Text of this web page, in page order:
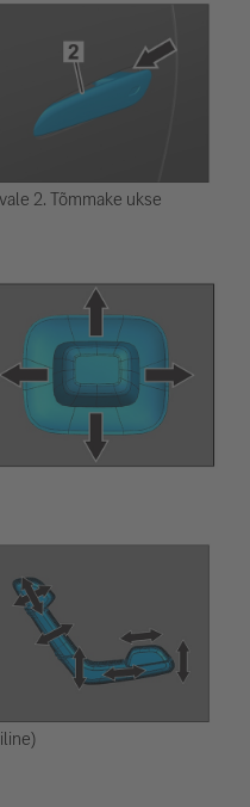
2. Tõmmake ukse